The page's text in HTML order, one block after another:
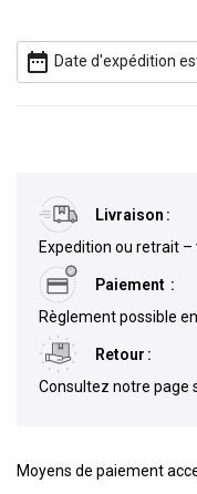
date_range Date d'expédition
Livraison
Expedition ou retrait –
Paiement
Règlement possible
Retour
Consultez notre page
Moyens de paiement